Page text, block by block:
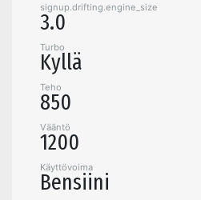
signup.drifting.engine_size
3.0
Turbo
Kyllä
Teho
850
Vääntö
1200
Käyttövoima
Bensiini